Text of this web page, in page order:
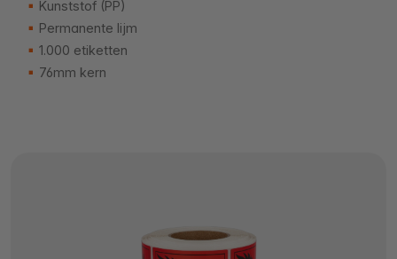
Kunststof (PP)
Permanente lijm
1.000 etiketten
76mm kern